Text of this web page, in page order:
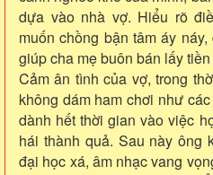
dựa vào nhà vợ. Hiểu rõ
muốn chồng bận tâm áy
giúp cha mẹ buôn bán lấy
Cảm ân tình của vợ, trong
không dám ham chơi như
dành hết thời gian vào việc
hái thành quả. Sau này ông
đại học xá, âm nhạc vang